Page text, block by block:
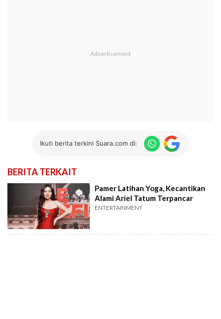
Ikuti berita terkini Suara.com di:
BERITA TERKAIT
Pamer Latihan Yoga, Kecantikan
Alami Ariel Tatum Terpancar
ENTERTAINMENT